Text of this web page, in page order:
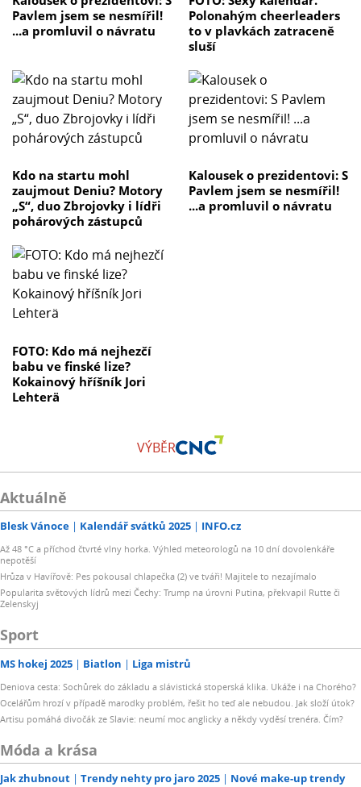
Pavlem jsem se nesmířil!
...a promluvil o návratu
Polonahým cheerleaders
to v plavkách zatraceně
sluší
Kdo na startu mohl
zaujmout Deniu? Motory
„S“, duo Zbrojovky i lídři
pohárových zástupců
Kalousek o prezidentovi: S
Pavlem jsem se nesmířil!
...a promluvil o návratu
FOTO: Kdo má nejhezčí
babu ve finské lize?
Kokainový hříšník Jori
Lehterä
VÝBĚR
Aktuálně
Blesk Vánoce Kalendář svátků 2025 INFO.cz
Až 48 °C a příchod čtvrté vlny horka. Výhled meteorologů na 10 dní dovolenkáře
nepotěší
Hrůza v Havířově: Pes pokousal chlapečka (2) ve tváři! Majitele to nezajímalo
Popularita světových lídrů mezi Čechy: Trump na úrovni Putina, překvapil Rutte či
Zelenskyj
Sport
MS hokej 2025 Biatlon Liga mistrů
Deniova cesta: Sochůrek do základu a slávistická stoperská klika. Ukáže i na Chorého?
Ocelářům hrozí v případě marodky problém, řešit ho teď ale nebudou. Jak složí útok?
Artisu pomáhá divočák ze Slavie: neumí moc anglicky a někdy vyděsí trenéra. Čím?
Móda a krása
Jak zhubnout Trendy nehty pro jaro 2025 Nové make-up trendy